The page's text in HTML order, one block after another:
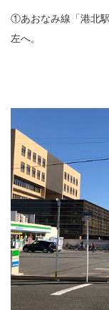
①あおなみ線「港北
左へ。